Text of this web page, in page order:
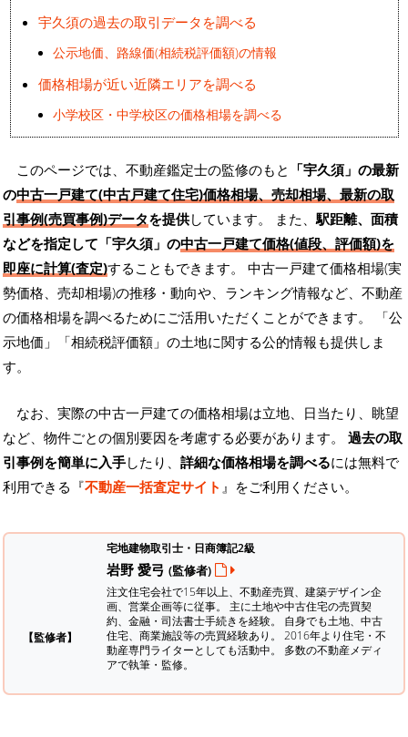
宇久須の過去の取引データを調べる
公示地価、路線価(相続税評価額)の情報
価格相場が近い近隣エリアを調べる
小学校区・中学校区の価格相場を調べる
このページでは、不動産鑑定士の監修のもと 「宇久須」の最新
の中古一戸建て(中古戸建て住宅)価格相場、売却相場、最新の取
引事例(売買事例)データを提供しています。 また、駅距離、面積
などを指定して「宇久須」の中古一戸建て価格(値段、評価額)を
即座に計算(査定)することもできます。 中古一戸建て価格相場(実
勢価格、売却相場)の推移・動向や、ランキング情報など、不動産
の価格相場を調べるためにご活用いただくことができます。
「公
示地価」「相続税評価額」の土地に関する公的情報も提供しま
す。
なお、実際の中古一戸建ての価格相場は立地、日当たり、眺望
など、物件ごとの個別要因を考慮する必要があります。 過去の取
引事例を簡単に入手したり、 詳細な価格相場を調べるには無料で
利用できる『不動産一括査定サイト 』をご利用ください。
【監修者】
宅地建物取引士・日商簿記2級
岩野 愛弓 (監修者)
注文住宅会社で15年以上、不動産売買、建築デザイン企
画、営業企画等に従事。 主に土地や中古住宅の売買契
約、金融・司法書士手続きを経験。 自身でも土地、中古
住宅、商業施設等の売買経験あり。 2016年より住宅・不
動産専門ライターとしても活動中。 多数の不動産メディ
アで執筆・監修。